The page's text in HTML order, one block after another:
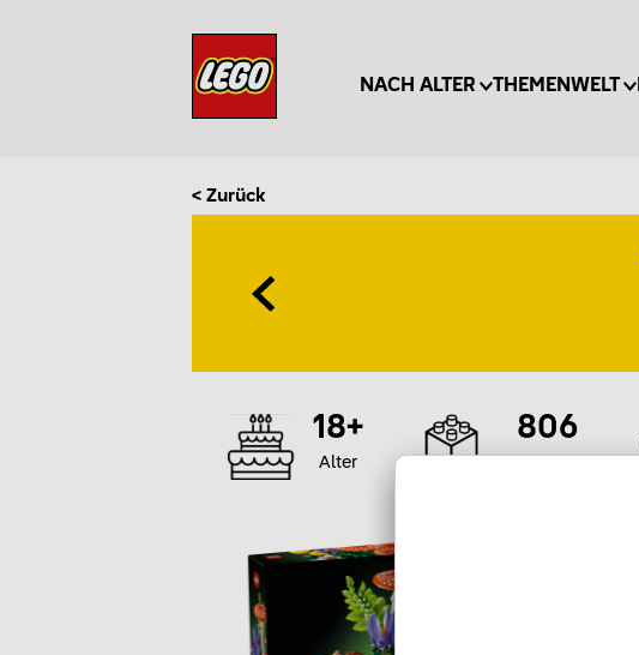
NACH ALTER THEMENWELT
< Zurück
18+
Alter
806